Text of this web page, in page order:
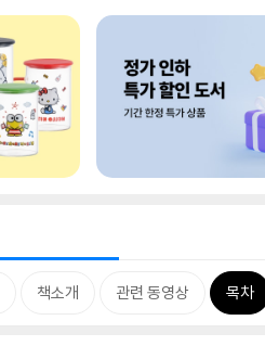
책소개 관련 동영상 목차